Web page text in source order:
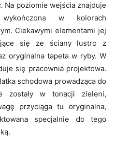
Na poziomie wejścia znajduje
w kolorach
Ciekawymi elementami jej
się ze ściany lustro z
oryginalna tapeta w ryby. W
się pracownia projektowa.
schodowa prowadząca do
zostały w tonacji zieleni,
przyciąga tu oryginalna,
specjalnie do tego